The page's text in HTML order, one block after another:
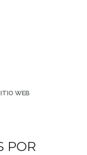
WEB
POR